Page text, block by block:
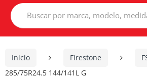
Search
for:
Inicio Firestone
285/75R24.5 144/141L G